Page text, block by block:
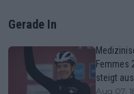
Gerade In
Femmes
steigt
Aug 07,